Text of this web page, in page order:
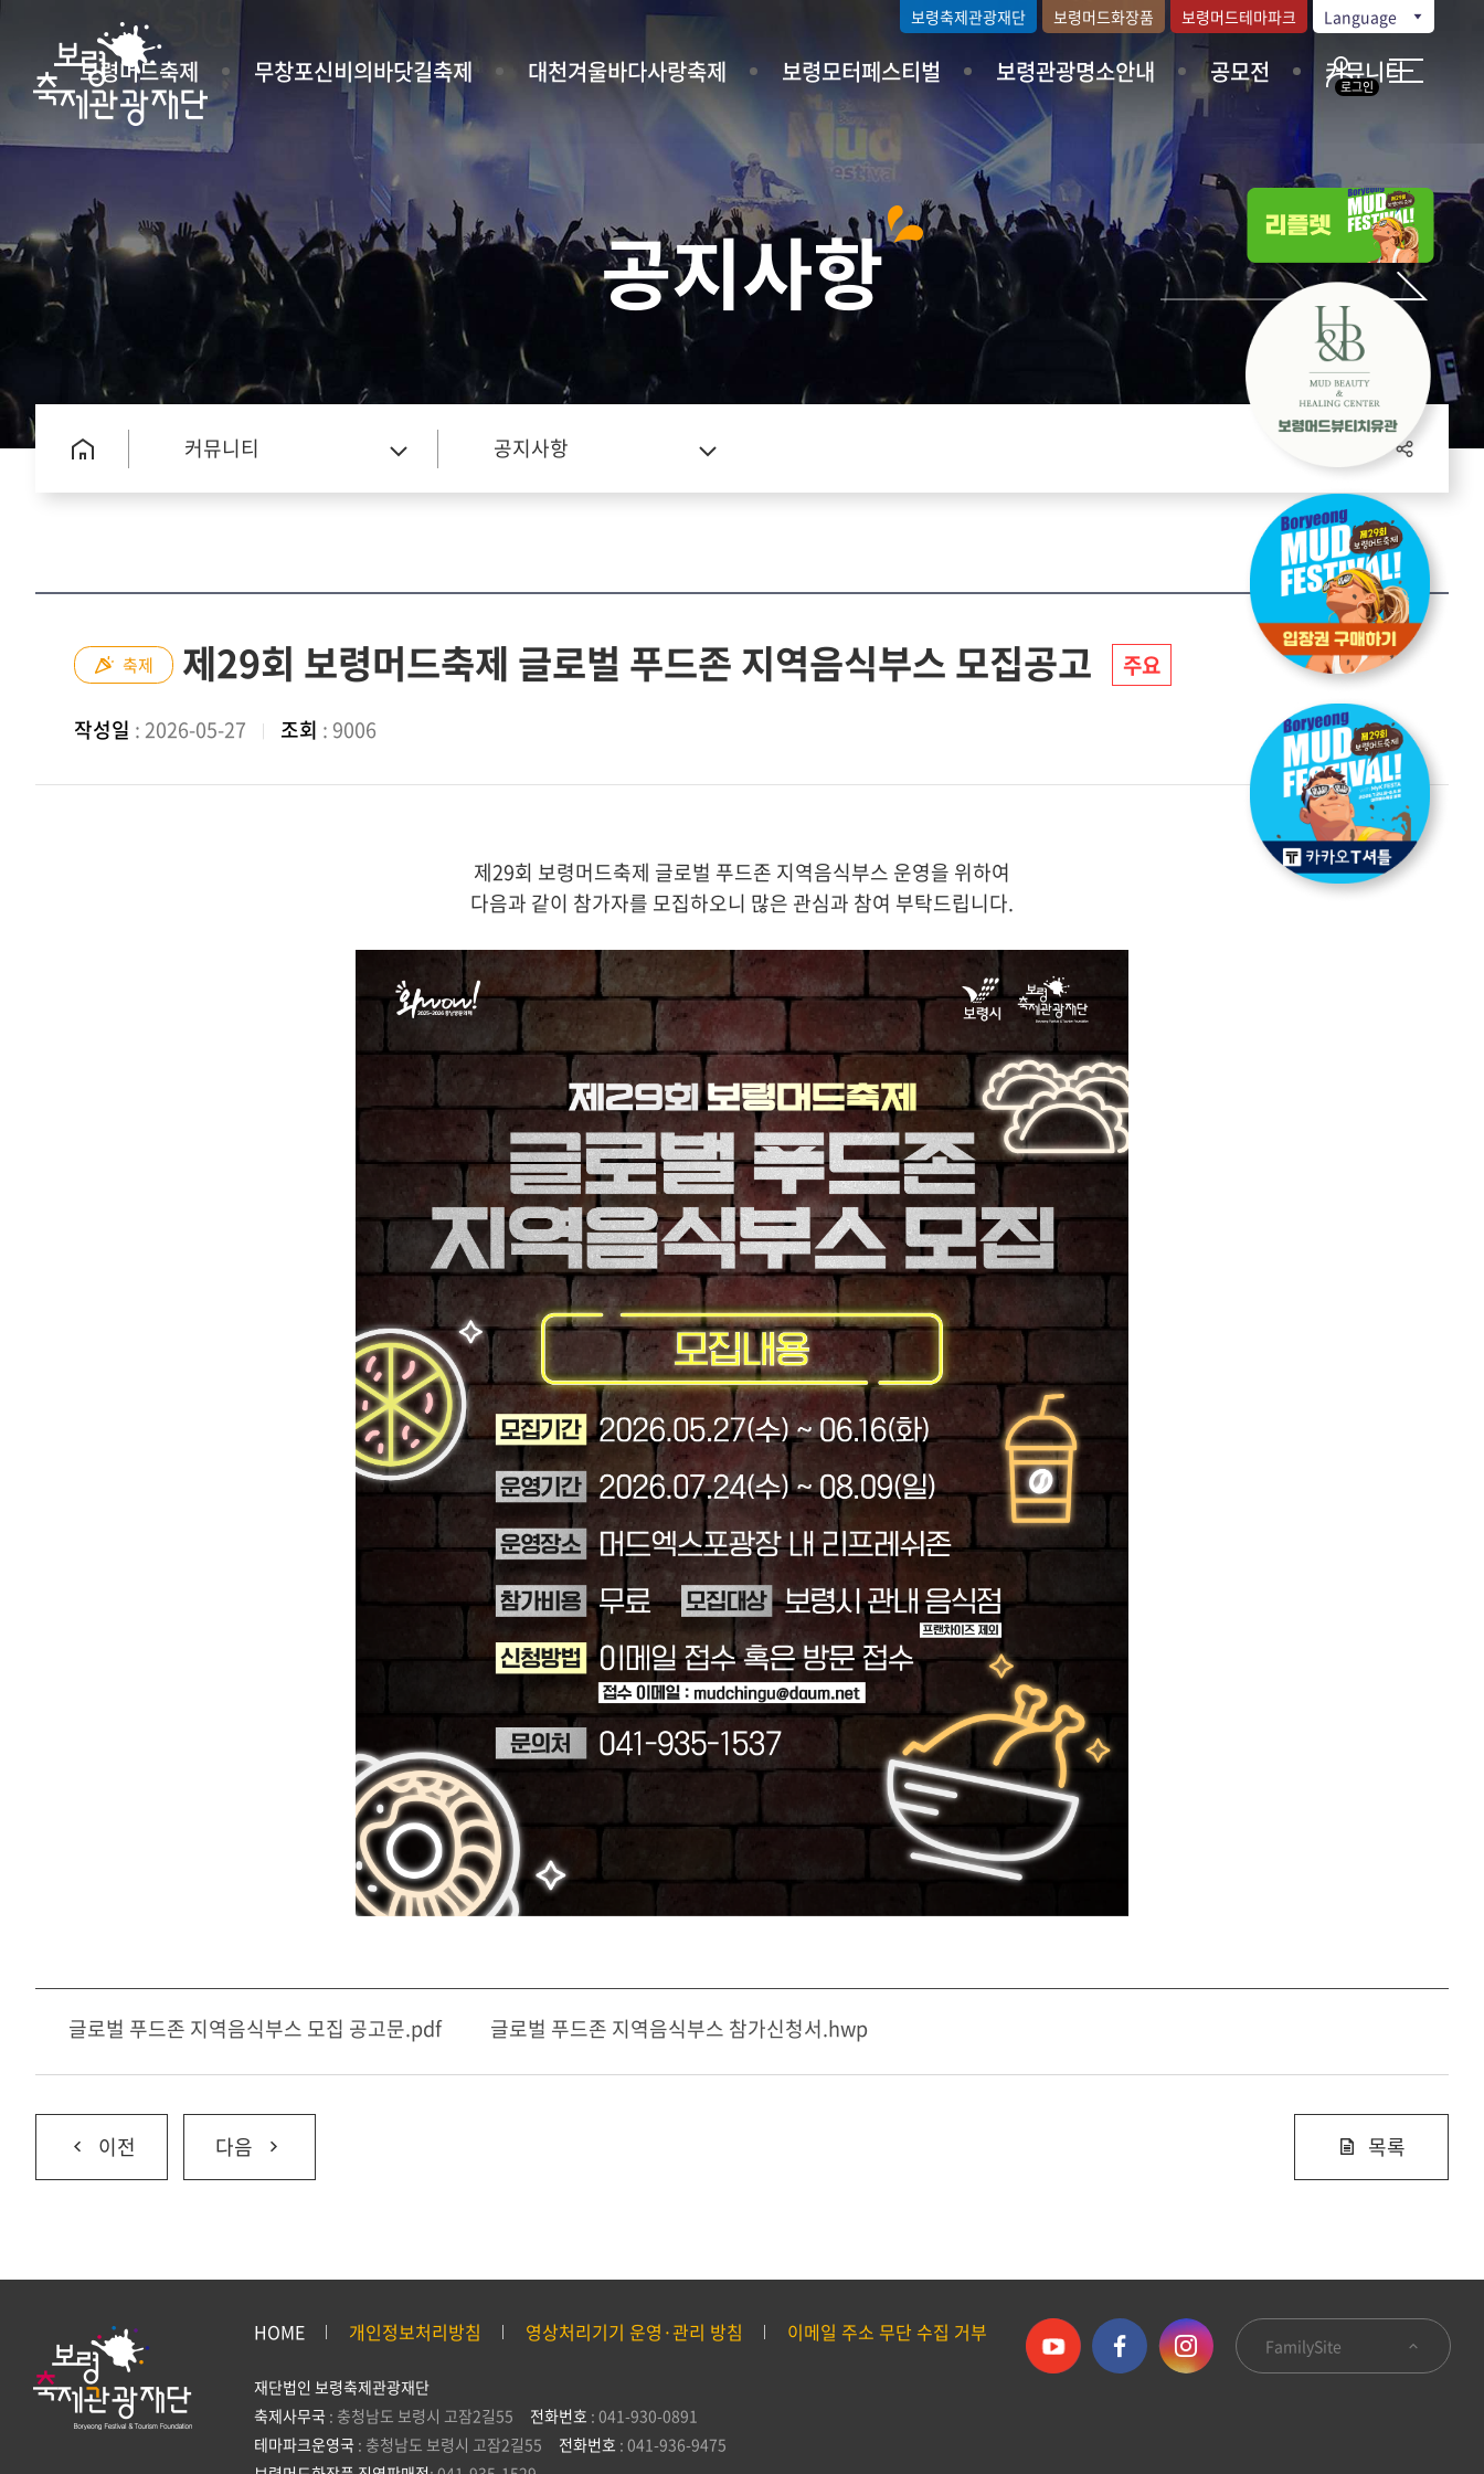
보령머드축제 무창포신비의바닷길축제 대천겨울바다사랑축제 보령모터페스티벌 보령관광명소안내 공모전 커뮤니티
보령축제관광재단 보령머드화장품 보령머드테마파크 Language
로그인
공지사항
커뮤니티 공지사항
축제 제29회 보령머드축제 글로벌 푸드존 지역음식부스 모집공고 주요
작성일 : 2026-05-27 조회 : 9006
제29회 보령머드축제 글로벌 푸드존 지역음식부스 운영을 위하여
다음과 같이 참가자를 모집하오니 많은 관심과 참여 부탁드립니다.
글로벌 푸드존 지역음식부스 모집 공고문.pdf 글로벌 푸드존 지역음식부스 참가신청서.hwp
이전 다음 목록
HOME 개인정보처리방침 영상처리기기 운영·관리 방침 이메일 주소 무단 수집 거부
재단법인 보령축제관광재단
축제사무국 : 충청남도 보령시 고잠2길55 전화번호 : 041-930-0891
테마파크운영국 : 충청남도 보령시 고잠2길55 전화번호 : 041-936-9475
FamilySite